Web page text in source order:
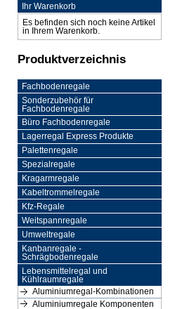
Ihr Warenkorb
Es befinden sich noch keine Artikel
in Ihrem Warenkorb.
Produktverzeichnis
Fachbodenregale
Sonderzubehör für
Fachbodenregale
Büro Fachbodenregale
Lagerregal Express Produkte
Palettenregale
Spezialregale
Kragarmregale
Kabeltrommelregale
Kfz-Regale
Weitspannregale
Umweltregale
Kanbanregale -
Schrägbodenregale
Lebensmittelregal und
Kühlraumregale
Aluminiumregal-Kombinationen
Aluminiumregale Komponenten